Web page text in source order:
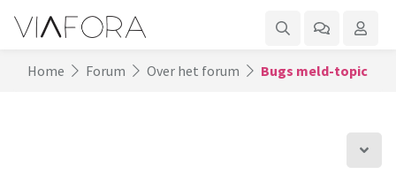
Home Forum Over het forum Bugs meld-topic